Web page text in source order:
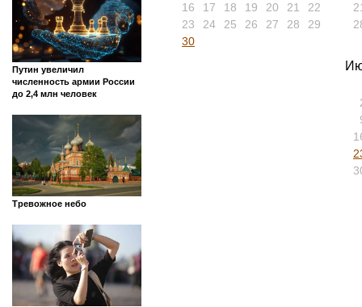
Путин увеличил
численность армии России
до 2,4 млн человек
Тревожное небо
16
17 18 19 20 21
22
23
24 25 26 27 28
29
30